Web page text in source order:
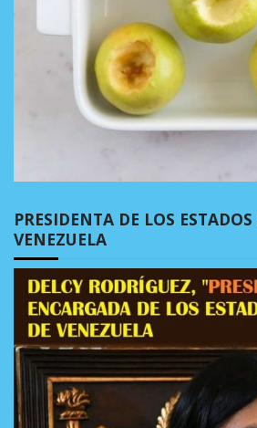
PRESIDENTA DE LOS
VENEZUELA